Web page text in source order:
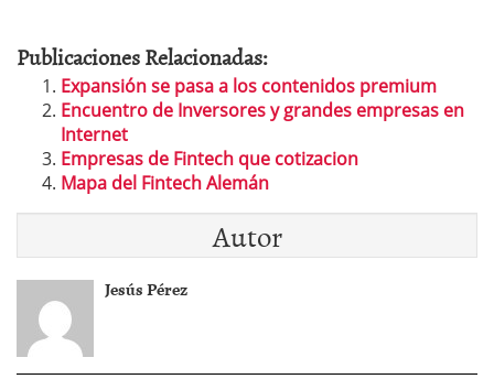
Publicaciones Relacionadas:
Expansión se pasa a los contenidos premium
Encuentro de Inversores y grandes empresas en
Internet
Empresas de Fintech que cotizacion
Mapa del Fintech Alemán
Autor
Jesús Pérez